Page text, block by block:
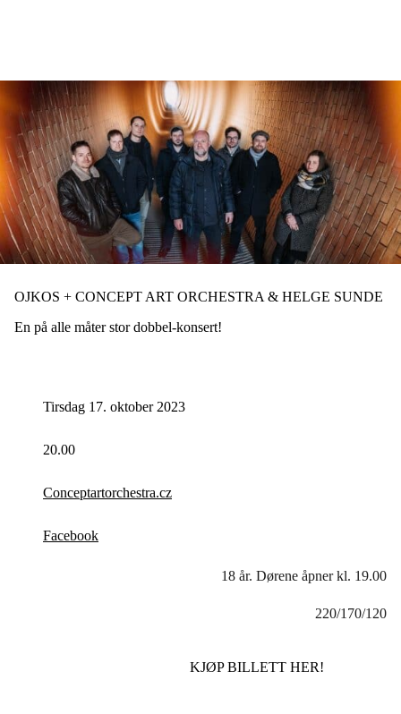
OJKOS + CONCEPT ART ORCHESTRA & HELGE SUNDE
En på alle måter stor dobbel-konsert!
Tirsdag 17. oktober 2023
20.00
Conceptartorchestra.cz
Facebook
18 år. Dørene åpner kl. 19.00
220/170/120
KJØP BILLETT HER!